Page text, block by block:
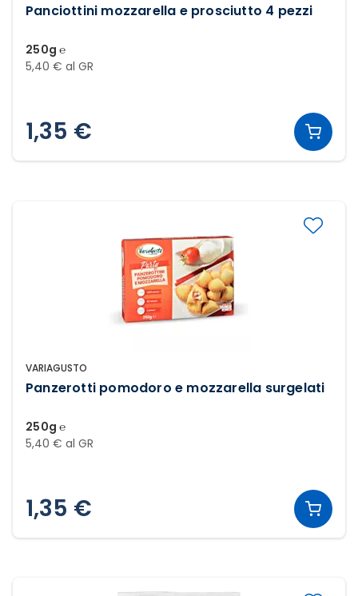
Panciottini mozzarella e prosciutto 4 pezzi
250g ℮
5,40 € al GR
1,35 €
VARIAGUSTO
Panzerotti pomodoro e mozzarella surgelati
250g ℮
5,40 € al GR
1,35 €